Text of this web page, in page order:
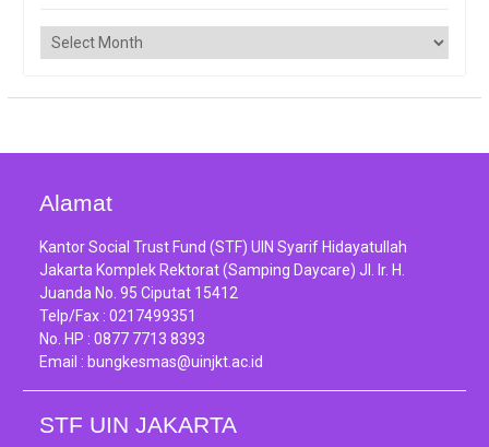
Arsip
Alamat
Kantor Social Trust Fund (STF) UIN Syarif Hidayatullah
Jakarta Komplek Rektorat (Samping Daycare) Jl. Ir. H.
Juanda No. 95 Ciputat 15412
Telp/Fax :0217499351
No. HP :0877 7713 8393
Email : bungkesmas@uinjkt.ac.id
STF UIN JAKARTA